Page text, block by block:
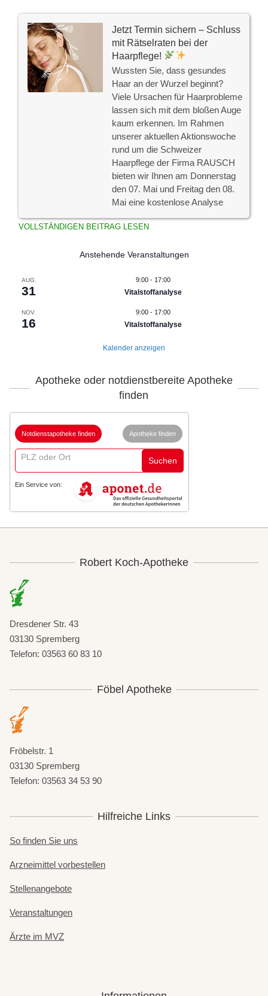
Jetzt Termin sichern – Schluss
mit Rätselraten bei der
Haarpflege!
Wussten Sie, dass gesundes
Haar an der Wurzel beginnt?
Viele Ursachen für Haarprobleme
lassen sich mit dem bloßen Auge
kaum erkennen. Im Rahmen
unserer aktuellen Aktionswoche
rund um die Schweizer
Haarpflege der Firma RAUSCH
bieten wir Ihnen am Donnerstag
den 07. Mai und Freitag den 08.
Mai eine kostenlose Analyse
VOLLSTÄNDIGEN BEITRAG LESEN
Anstehende Veranstaltungen
AUG.
31
9:00 - 17:00
Vitalstoffanalyse
NOV.
16
9:00 - 17:00
Vitalstoffanalyse
Kalender anzeigen
Apotheke oder notdienstbereite Apotheke
finden
Notdienstapotheke finden
Suchen
Apotheke finden
Ein Service von:
Robert Koch-Apotheke
Dresdener Str. 43
03130 Spremberg
Telefon: 03563 60 83 10
Föbel Apotheke
Fröbelstr. 1
03130 Spremberg
Telefon: 03563 34 53 90
Hilfreiche Links
So finden Sie uns
Arzneimittel vorbestellen
Stellenangebote
Veranstaltungen
Ärzte im MVZ